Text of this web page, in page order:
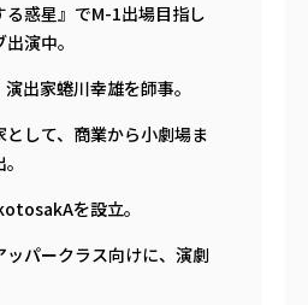
る惑星』でM-1出場目指し
演中。
出家蜷川幸雄を師事。
して、商業から小劇場ま
を設立。
ッパークラス向けに、演劇